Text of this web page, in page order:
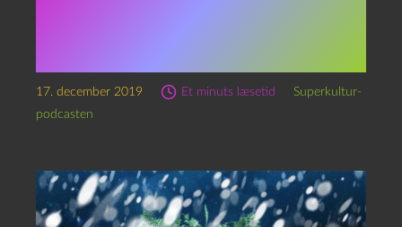
17. december 2019 Et minuts læsetid
Superkultur-
podcasten